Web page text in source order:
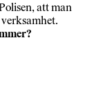
att man